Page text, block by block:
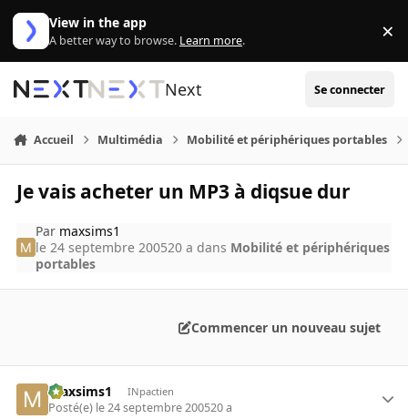
Aller au contenu
View in the app
A better way to browse. Learn more. ×
Next Se connecter
Accueil Multimédia Mobilité et périphériques portables
Je vais acheter un MP3 à diqsue dur
Par maxsims1
le 24 septembre 200520 a dans Mobilité et périphériques
portables
Commencer un nouveau sujet
maxsims1 INpactien
Posté(e) le 24 septembre 200520 a